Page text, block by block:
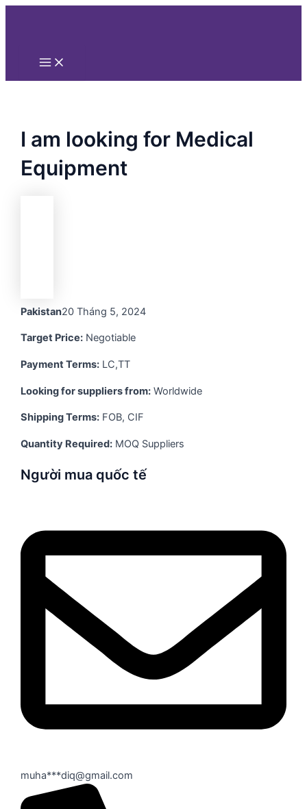
Nhảy
Main
I am looking for Medical
Equipment
Pakistan20 Tháng 5, 2024
Target Price: Negotiable
Payment Terms: LC,TT
Looking for suppliers from: Worldwide
Shipping Terms: FOB, CIF
Quantity Required: MOQ Suppliers
Người mua quốc tế
muha***diq@gmail.com